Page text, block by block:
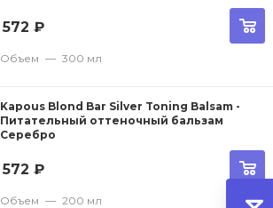
572 ₽
Объем — 300 мл
Kapous Blond Bar Silver Toning Balsam -
Питательный оттеночный бальзам
Серебро
572 ₽
Объем — 200 мл